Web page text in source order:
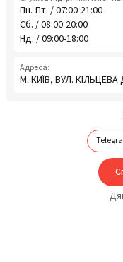
Пн.-Пт. / 07:00-21:00
Сб. / 08:00-20:00
Нд. / 09:00-18:00
Адреса:
М. КИЇВ, ВУЛ. КІЛЬЦЕВА